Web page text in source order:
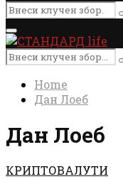
Search
for:
Primary
Menu
Search
for:
Home
Дан Лоеб
Дан Лоеб
КРИПТОВАЛУТИ